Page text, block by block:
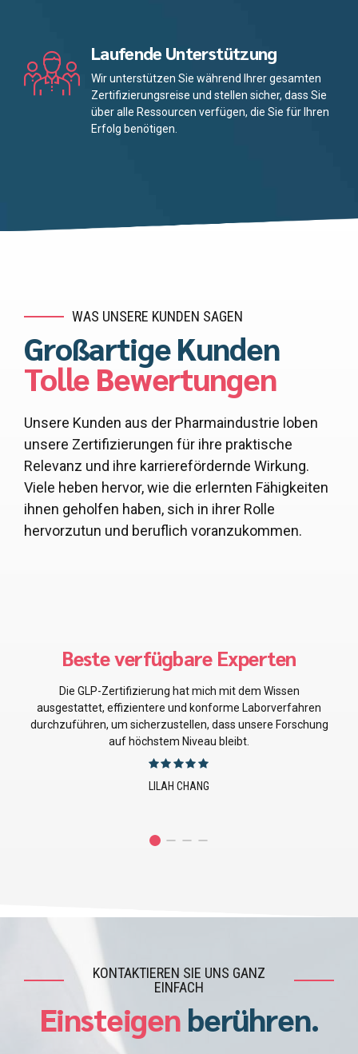
Laufende Unterstützung
Wir unterstützen Sie während Ihrer gesamten
Zertifizierungsreise und stellen sicher, dass Sie
über alle Ressourcen verfügen, die Sie für Ihren
Erfolg benötigen.
WAS UNSERE KUNDEN SAGEN
Großartige Kunden
Tolle Bewertungen
Unsere Kunden aus der Pharmaindustrie loben
unsere Zertifizierungen für ihre praktische
Relevanz und ihre karrierefördernde Wirkung.
Viele heben hervor, wie die erlernten Fähigkeiten
ihnen geholfen haben, sich in ihrer Rolle
hervorzutun und beruflich voranzukommen.
Die besten Leute für mich!
Die GMP-Zertifizierung vermittelte mir unschätzbare
Kenntnisse über Herstellungspraktiken, die unsere
Produktionsprozesse und die Einhaltung der Vorschriften
direkt verbessert haben.
JUSTIN EMERSON
KONTAKTIEREN SIE UNS GANZ
EINFACH
Einsteigen berühren.